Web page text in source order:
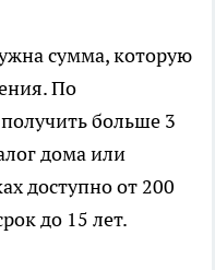
сумма, которую
По
больше 3
дома или
доступно от 200
до 15 лет.